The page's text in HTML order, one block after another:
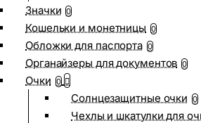
Значки 0
Кошельки и монетницы 0
Обложки для паспорта 0
Органайзеры для документов 0
Очки 0
Солнцезащитные очки 0
Чехлы и шкатулки для